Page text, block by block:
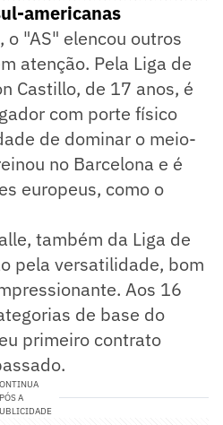
americanas
"AS" elencou outros
atenção. Pela Liga de
Castillo, de 17 anos, é
com porte físico
de dominar o meio-
no Barcelona e é
europeus, como o
também da Liga de
pela versatilidade, bom
Aos 16
de base do
primeiro contrato
A